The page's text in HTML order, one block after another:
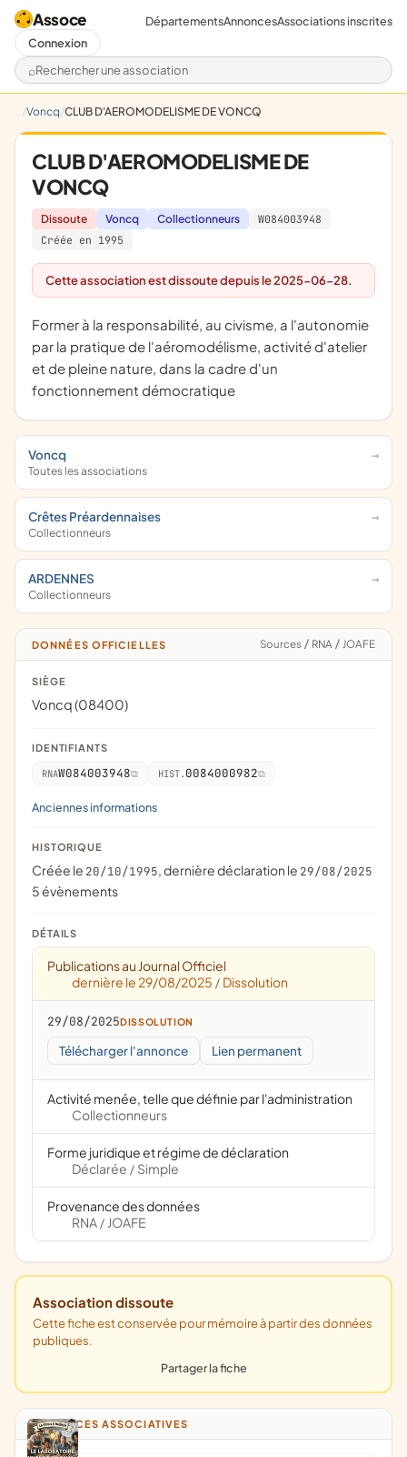
Assoce
Rechercher une association
DépartementsAnnoncesAssociations inscrites
Connexion
Voncq CLUB D'AEROMODELISME DE VONCQ
CLUB D'AEROMODELISME DE
VONCQ
Dissoute Voncq Collectionneurs
W084003948
Créée en 1995
Cette association est dissoute depuis le 2025-06-28.
former à la responsabilité, au civisme, a l'autonomie
par la pratique de l'aéromodélisme, activité d'atelier
et de pleine nature, dans la cadre d'un
fonctionnement démocratique
Voncq
Toutes les associations
Crêtes Préardennaises
Collectionneurs
ARDENNES
Collectionneurs
DONNÉES OFFICIELLES Sources / RNA / JOAFE
SIÈGE
Voncq (08400)
IDENTIFIANTS
RNAW084003948 HIST. 0084000982
Anciennes informations
HISTORIQUE
Créée le 20/10/1995, dernière déclaration le 29/08/2025
5 évènements
DÉTAILS
Publications au Journal Officiel
dernière le 29/08/2025 / Dissolution
29/08/2025DISSOLUTION
Télécharger l'annonce Lien permanent
Activité menée, telle que définie par l'administration
Collectionneurs
Forme juridique et régime de déclaration
Déclarée / Simple
Provenance des données
RNA / JOAFE
Association dissoute
Cette fiche est conservée pour mémoire à partir des données
publiques.
Partager la fiche
ANNONCES ASSOCIATIVES